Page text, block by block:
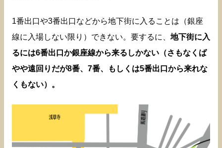
1番出口や3番出口などから地下街に入ることは（銀座
線に入場しない限り）できない。要するに、 地下街に入
るには6番出口か銀座線から来るしかない（さもなくば
やや遠回りだが8番、7番、もしくは5番出口から来れな
くもない）。